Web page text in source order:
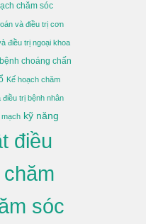
chăm sóc
và điều trị cơn
điều trị ngoại khoa
choáng chấn
Kế hoạch chăm
trị bệnh nhân
mạch kỹ năng
điều
sóc